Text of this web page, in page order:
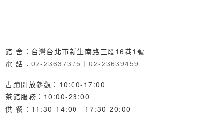
館 舍：台灣台北市新生南路三段16巷1號
電 話： 02-23637375 ｜ 02-23639459
古蹟開放參觀：10:00-17:00
茶館服務：10:00-23:00
供 餐：11:30-14:00 17:30-20:00